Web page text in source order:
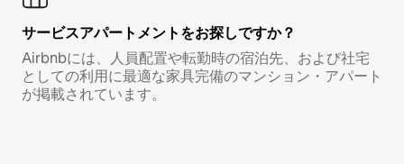
サービスアパートメントをお探しですか？
Airbnbには、人員配置や転勤時の宿泊先、および社宅
としての利用に最適な家具完備のマンション・アパート
が掲載されています。